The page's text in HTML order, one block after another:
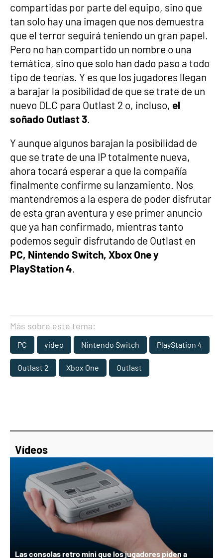
compartidas por parte del equipo, sino que
tan solo hay una imagen que nos demuestra
que el terror seguirá teniendo un gran papel.
Pero no han compartido un nombre o una
temática, sino que solo han dado paso a todo
tipo de teorías. Y es que los jugadores llegan
a barajar la posibilidad de que se trate de un
nuevo DLC para Outlast 2 o, incluso, el
soñado Outlast 3.
Y aunque algunos barajan la posibilidad de
que se trate de una IP totalmente nueva,
ahora tocará esperar a que la compañía
finalmente confirme su lanzamiento. Nos
mantendremos a la espera de poder disfrutar
de esta gran aventura y ese primer anuncio
que ya han confirmado, mientras tanto
podemos seguir disfrutando de Outlast en
PC, Nintendo Switch, Xbox One y
PlayStation 4.
Más sobre este tema:
PC video Nintendo Switch PlayStation 4
Outlast 2 Xbox One Outlast
Vídeos
Las consolas retro mini que los jugadores piden a